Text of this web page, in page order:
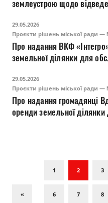
землеустрою щодо
обслуговування
об'єктами торгово-
інфрастуктури (02.10) на
Луцьку
29.05.2026
Проєкти рішень міської ради —
Про надання ВКФ
земельної ділянки для
Луцьку
29.05.2026
Проєкти рішень міської ради —
Про надання громадянці Вдовенко Л.Ю. на умовах
оренди земельної ділянки для обслуговування
«
1 2 3
6 7 8